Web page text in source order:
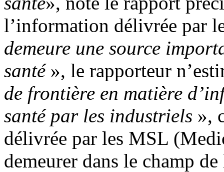
l’information délivrée par
demeure une source
santé», le rapporteur
de frontière en matière
santé par les industriels »,
délivrée par les MSL
demeurer dans le champ